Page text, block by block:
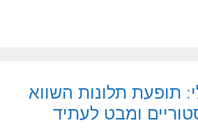
תופעת תלונות השווא
ומבט לעתיד